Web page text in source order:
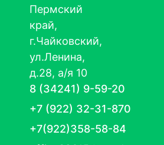
Пермский
край,
г.Чайковский,
ул.Ленина,
д.28, а/я 10
8 (34241) 9-59-20
+7 (922) 32-31-870
+7(922)358-58-84